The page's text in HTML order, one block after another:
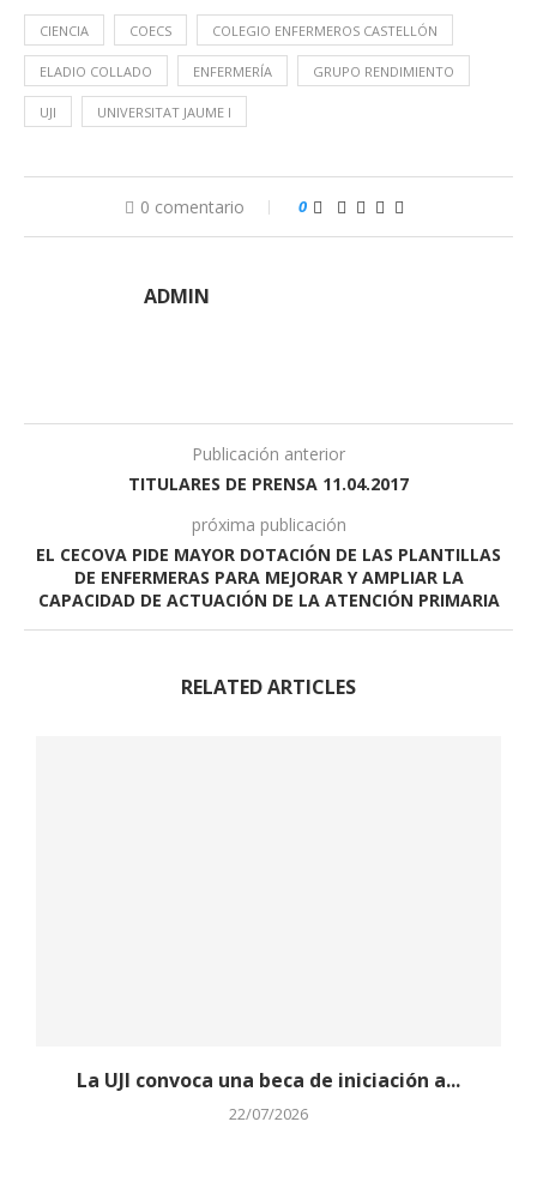
CIENCIA COECS COLEGIO ENFERMEROS CASTELLÓN
ELADIO COLLADO ENFERMERÍA GRUPO RENDIMIENTO
UJI UNIVERSITAT JAUME I
0 comentario 0
ADMIN
Publicación anterior
TITULARES DE PRENSA 11.04.2017
próxima publicación
EL CECOVA PIDE MAYOR DOTACIÓN DE LAS PLANTILLAS
DE ENFERMERAS PARA MEJORAR Y AMPLIAR LA
CAPACIDAD DE ACTUACIÓN DE LA ATENCIÓN PRIMARIA
RELATED ARTICLES
La UJI convoca una beca de iniciación a...
22/07/2026